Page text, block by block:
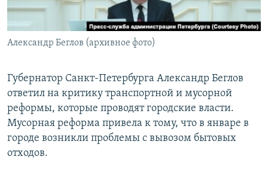
Александр Беглов (архивное фото)
Губернатор Санкт-Петербурга Александр Беглов
ответил на критику транспортной и мусорной
реформы, которые проводят городские власти.
Мусорная реформа привела к тому, что в январе в
городе возникли проблемы с вывозом бытовых
отходов.